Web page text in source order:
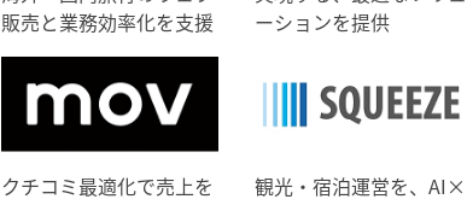
販売と業務効率化を支援
ーションを提供
クチコミ最適化で売上を 観光・宿泊運営を、AI×